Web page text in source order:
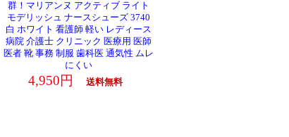
群！マリアンヌ アクティブ ライト
モデリッシュ ナースシューズ 3740
白 ホワイト 看護師 軽い レディース
病院 介護士 クリニック 医療用 医師
医者 靴 事務 制服 歯科医 通気性 ムレ
にくい
4,950円 送料無料